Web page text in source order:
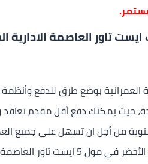
تاور العاصمة الادارية
العمرانية بوضع طرق للدفع
حيث يمكنك دفع أقل مقدم
من أجل ان تسهل على جميع
الادارية الجديدة.